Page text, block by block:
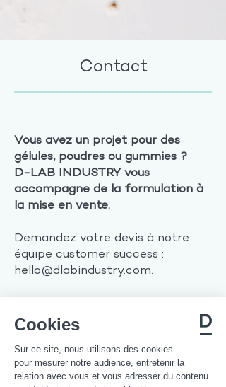
Contact
Vous avez un projet pour des
gélules, poudres ou gummies ?
D-LAB INDUSTRY vous
accompagne de la formulation à
la mise en vente.
Demandez votre devis à notre
équipe customer success :
hello@dlabindustry.com.
Ce site est dédié aux
professionnels, aucune demande
de clients particuliers ne pourra
être prise en charge ; rendez-
vous sur notree-shopD-LAB
NUTRICOSMETICS pour
Cookies
Sur ce site, nous utilisons des cookies
pour mesurer notre audience, entretenir la
relation avec vous et vous adresser du contenu